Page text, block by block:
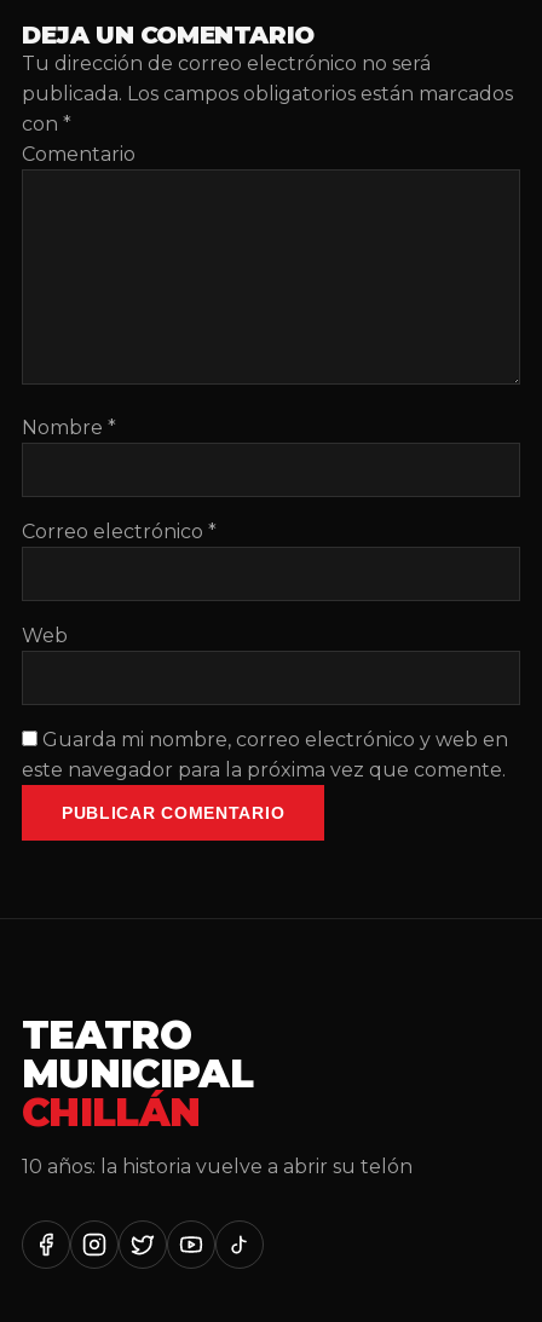
DEJA UN COMENTARIO
Tu dirección de correo electrónico no será
publicada. Los campos obligatorios están marcados
con *
Comentario
Nombre *
Correo electrónico *
Web
Guarda mi nombre, correo electrónico y web en
este navegador para la próxima vez que comente.
PUBLICAR COMENTARIO
TEATRO
MUNICIPAL
CHILLÁN
10 años: la historia vuelve a abrir su telón